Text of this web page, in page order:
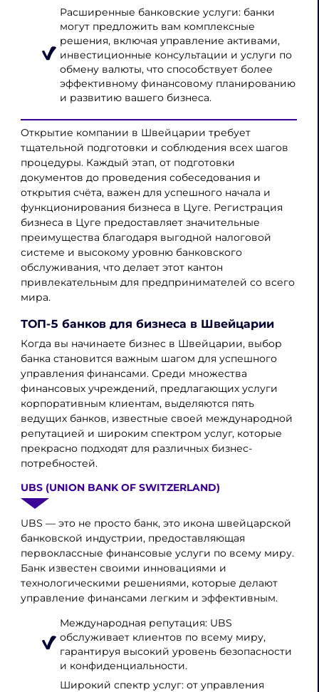
Расширенные банковские услуги: банки
могут предложить вам комплексные
решения, включая управление активами,
инвестиционные консультации и услуги по
обмену валюты, что способствует более
эффективному финансовому планированию
и развитию вашего бизнеса.
Открытие компании в Швейцарии требует
тщательной подготовки и соблюдения всех шагов
процедуры. Каждый этап, от подготовки
документов до проведения собеседования и
открытия счёта, важен для успешного начала и
функционирования бизнеса в Цуге. Регистрация
бизнеса в Цуге предоставляет значительные
преимущества благодаря выгодной налоговой
системе и высокому уровню банковского
обслуживания, что делает этот кантон
привлекательным для предпринимателей со всего
мира.
ТОП-5 банков для бизнеса в Швейцарии
Когда вы начинаете бизнес в Швейцарии, выбор
банка становится важным шагом для успешного
управления финансами. Среди множества
финансовых учреждений, предлагающих услуги
корпоративным клиентам, выделяются пять
ведущих банков, известные своей международной
репутацией и широким спектром услуг, которые
прекрасно подходят для различных бизнес-
потребностей.
UBS (UNION BANK OF SWITZERLAND)
UBS — это не просто банк, это икона швейцарской
банковской индустрии, предоставляющая
первоклассные финансовые услуги по всему миру.
Банк известен своими инновациями и
технологическими решениями, которые делают
управление финансами легким и эффективным.
Международная репутация: UBS
обслуживает клиентов по всему миру,
гарантируя высокий уровень безопасности
и конфиденциальности.
Широкий спектр услуг: от управления